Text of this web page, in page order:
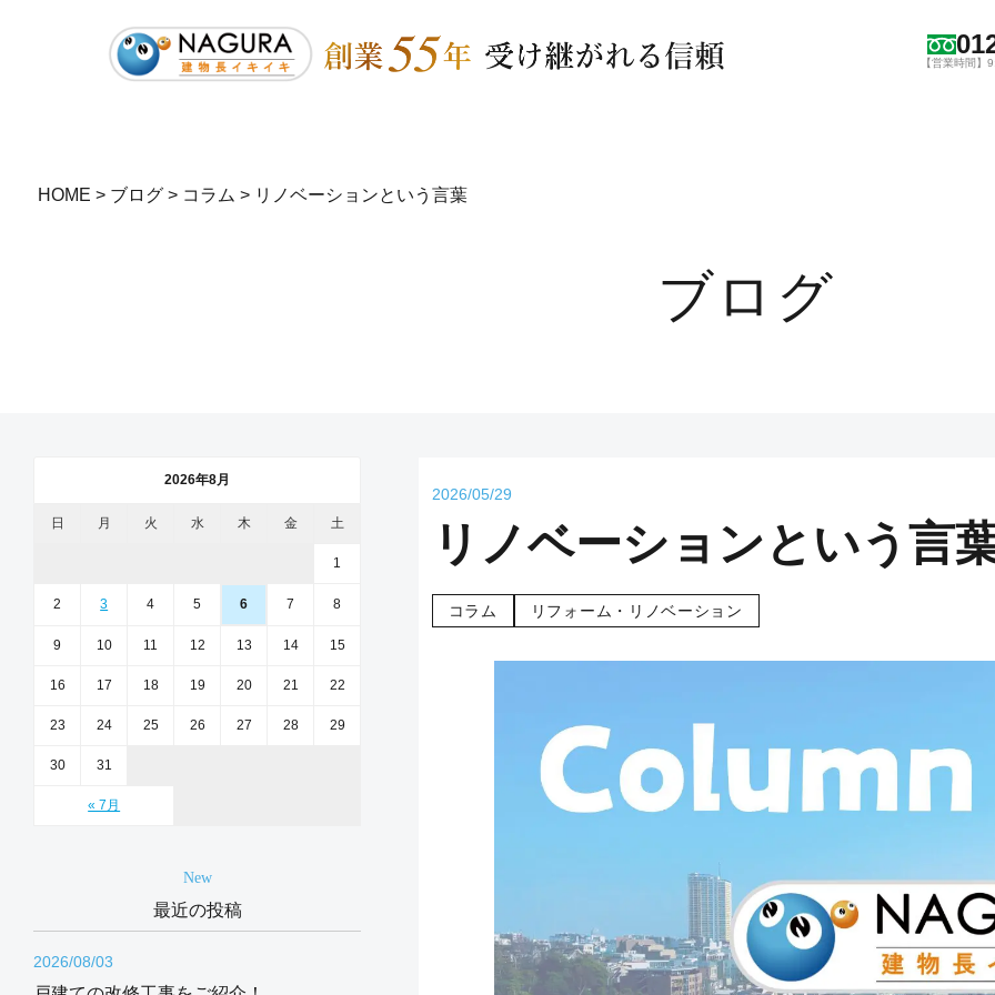
【営業時間
HOME > ブログ> コラム > リノベーションという言葉
ブログ
2026/05/29
リノベーションという言
コラム リフォーム・リノベーション
2026年8月
日 月 火 水 木 金 土
« 7月
1
2 3 4 5 6 7 8
9 10 11 12 13 14 15
16 17 18 19 20 21 22
23 24 25 26 27 28 29
30 31
New
最近の投稿
2026/08/03